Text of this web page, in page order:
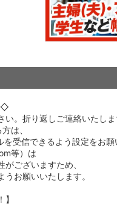
い。折り返しご連絡いたし
は、
受信できるよう設定をお
等）は
ございますため、
お願いいたします。